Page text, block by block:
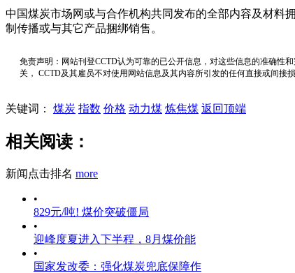
中国煤炭市场网或与合作机构共同发布的全部内容及材料
制传播或与其它产品捆绑销售。
免责声明：网站刊登CCTD认为可靠的已公开信息，对这些信息的准确性
关， CCTD及其雇员不对使用网站信息及其内容所引发的任何直接或间接损
关键词： 煤炭 指数 价格 动力煤 炼焦煤 返回顶端
相关阅读：
新闻点击排名 more
•
829元/吨! 煤价突破僵局
•
迎峰度夏进入下半程，8月煤价能
•
国家发改委：强化煤炭兜底保障作